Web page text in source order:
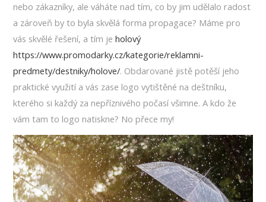
nebo zákazníky, ale váháte nad tím, co by jim udělalo radost
a zároveň by to byla skvělá forma propagace? Máme pro
vás skvělé řešení, a tím jeholový
https://www.promodarky.cz/kategorie/reklamni-
predmety/destniky/holove/. Obdarované jistě potěší jeho
praktické využití a vás zase logo vytištěné na deštníku,
kterého si každý za nepříznivého počasí všimne. A kdo že
vám tam to logo natiskne? No přece my!